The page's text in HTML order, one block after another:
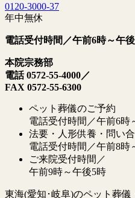
0120-3000-37
年中無休
電話受付時間／午前6時～午
本院宗務部
電話 0572-55-4000／
FAX 0572-55-6300
ペット葬儀のご予約
電話受付時間／午前6時
法要・人形供養・問い
電話受付時間／午前8時
ご来院受付時間／
午前9時～午後5時
東海(愛知･岐阜)のペット葬儀